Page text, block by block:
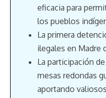
eficacia para
los pueblos
La primera
ilegales en Madre
La participación
mesas redondas
aportando